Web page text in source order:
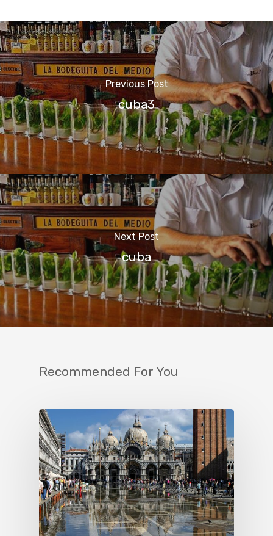
Previous Post
cuba3
Next Post
cuba
Recommended For You